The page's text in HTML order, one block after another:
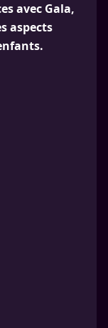
avec Gala,
aspects